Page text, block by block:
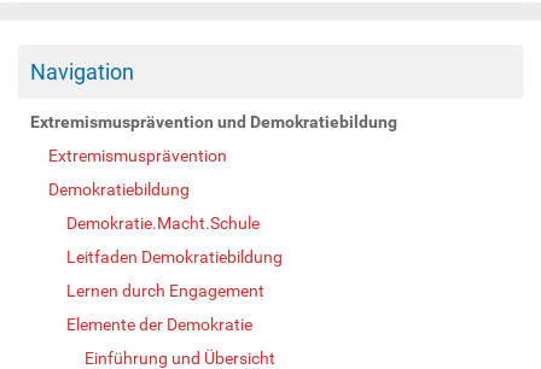
Navigation
Extremismusprävention und Demokratiebildung
Extremismusprävention
Demokratiebildung
Demokratie.Macht.Schule
Leitfaden Demokratiebildung
Lernen durch Engagement
Elemente der Demokratie
Einführung und Übersicht